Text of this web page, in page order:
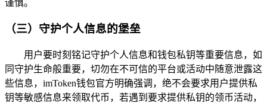
谨慎。
（三）守护个人信息的堡垒
用户要时刻铭记守护个人信息和钱包私钥等重要信息，如
同守护生命般重要，切勿在不可信的平台或活动中随意泄露这
些信息，imToken钱包官方明确强调，绝不会要求用户提供私
钥等敏感信息来领取代币，若遇到要求提供私钥的领币活动，